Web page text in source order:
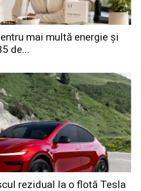
mai multă energie și
de...
rezidual la o flotă Tesla